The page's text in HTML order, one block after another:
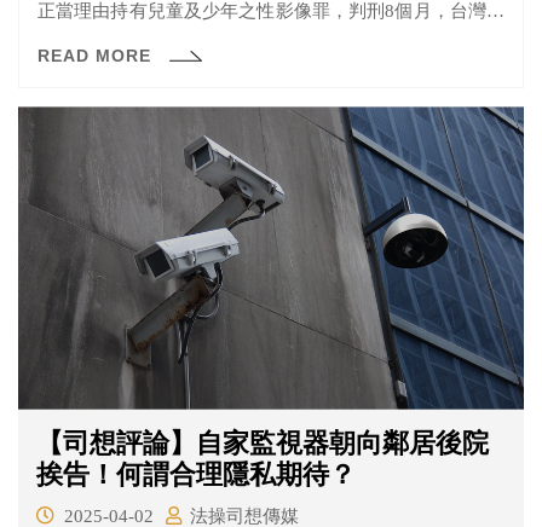
正當理由持有兒童及少年之性影像罪，判刑8個月，台灣高
媒體鏡頭鞠躬5秒，外界認為他在為復出鋪路。
READ MORE
【司想評論】自家監視器朝向鄰居後院
挨告！何謂合理隱私期待？
2025-04-02
法操司想傳媒